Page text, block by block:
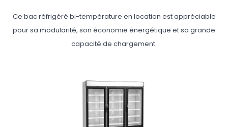
Ce bac réfrigéré bi-température en location est appréciable
pour sa modularité, son économie énergétique et sa grande
capacité de chargement.